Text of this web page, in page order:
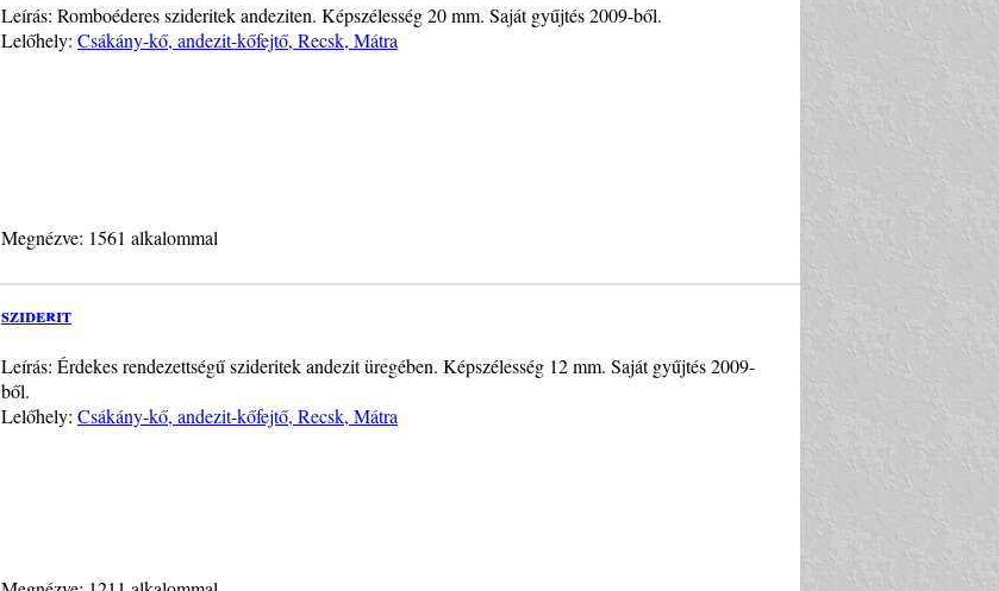
Leírás: Romboéderes szideritek andeziten. Képszélesség 20 mm. Saját gyűjtés 2009-ből.
Lelőhely: Csákány-kő, andezit-kőfejtő, Recsk, Mátra
Megnézve: 1561 alkalommal
sziderit
Leírás: Érdekes rendezettségű szideritek andezit üregében. Képszélesség 12 mm. Saját gyűjtés 2009-
ből.
Lelőhely: Csákány-kő, andezit-kőfejtő, Recsk, Mátra